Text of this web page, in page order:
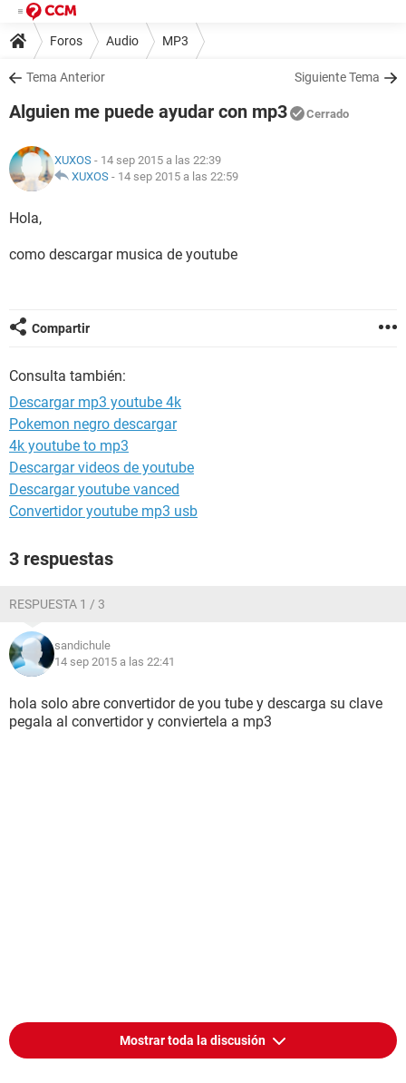
Foros Audio MP3
Tema Anterior Siguiente Tema
Alguien me puede ayudar con mp3 Cerrado
XUXOS - 14 sep 2015 a las 22:39
XUXOS - 14 sep 2015 a las 22:59
Hola,
como descargar musica de youtube
Compartir
Consulta también:
Descargar mp3 youtube 4k
Pokemon negro descargar
4k youtube to mp3
Descargar videos de youtube
Descargar youtube vanced
Convertidor youtube mp3 usb
3 respuestas
RESPUESTA 1 / 3
sandichule
14 sep 2015 a las 22:41
hola solo abre convertidor de you tube y descarga su clave
pegala al convertidor y conviertela a mp3
Mostrar toda la discusión